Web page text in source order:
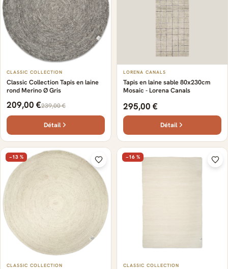
CLASSIC COLLECTION
Classic Collection Tapis en laine
rond Merino Ø Gris
209,00 €239,00 €
Détail
LORENA CANALS
Tapis en laine sable 80x230cm
Mosaic - Lorena Canals
295,00 €
Détail
−13 %
CLASSIC COLLECTION
−16 %
CLASSIC COLLECTION